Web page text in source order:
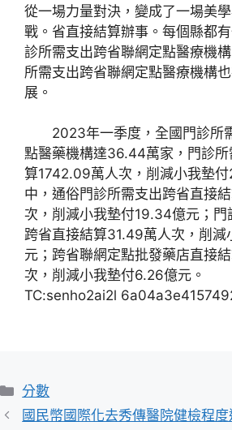
從一場力量對決，變成了一場美
戰。省直接結算辦事。每個縣都
診所需支出跨省聯網定點醫療機
所需支出跨省聯網定點醫療機構
展。
2023年一季度，全國門診所
點醫藥機構達36.44萬家，門診
算1742.09萬人次，削減小我墊
中，通俗門診所需支出跨省直接
次，削減小我墊付19.34億元；門
跨省直接結算31.49萬人次，削減
元；跨省聯網定點批發藥店直接
次，削減小我墊付6.26億元。
TC:senho2ai2l
分
類
分數
國民幣國際化去秀傳醫院健檢程